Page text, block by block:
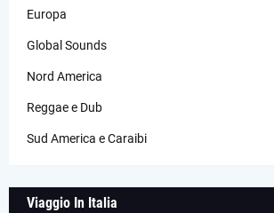
Europa
Global Sounds
Nord America
Reggae e Dub
Sud America e Caraibi
Viaggio In Italia